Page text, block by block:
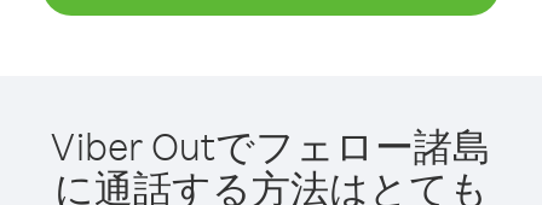
Viber Outでフェロー諸島
に通話する方法はとても